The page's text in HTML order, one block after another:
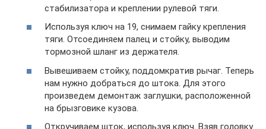
стабилизатора и креплении рулевой тяги.
Используя ключ на 19, снимаем гайку крепления
тяги. Отсоединяем палец и стойку, выводим
тормозной шланг из держателя.
Вывешиваем стойку, поддомкратив рычаг. Теперь
нам нужно добраться до штока. Для этого
произведем демонтаж заглушки, расположенной
на брызговике кузова.
Откручиваем шток, используя ключ. Взяв головку